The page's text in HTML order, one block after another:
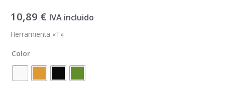
10,89 € IVA incluido
Herramienta «T»
Color